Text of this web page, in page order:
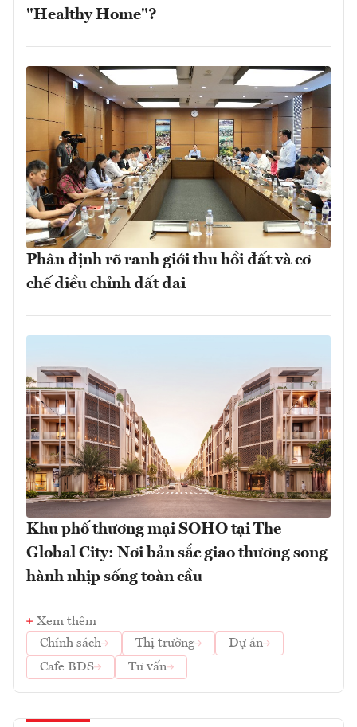
"Healthy Home"?
Phân định rõ ranh giới thu hồi đất và cơ
chế điều chỉnh đất đai
Khu phố thương mại SOHO tại The
Global City: Nơi bản sắc giao thương song
hành nhịp sống toàn cầu
Xem thêm
Chính sách
Thị trường
Dự án
Cafe BĐS
Tư vấn